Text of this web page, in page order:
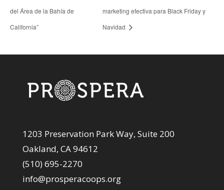
del Área de la Bahía de
California”
marketing efectiva para Black Friday y
Navidad
1203 Preservation Park Way, Suite 200
Oakland, CA 94612
(510) 695-2270
info@prosperacoops.org